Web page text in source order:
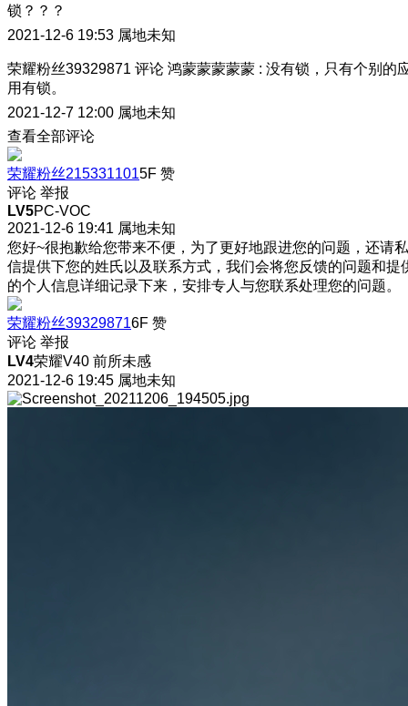
锁？？？
2021-12-6 19:53 属地未知
荣耀粉丝39329871 评论 鸿蒙蒙蒙蒙蒙 : 没有锁，只有个别的
用有锁。
2021-12-7 12:00 属地未知
查看全部评论
荣耀粉丝2153311015F 赞
评论 举报
LV5PC-VOC
2021-12-6 19:41 属地未知
您好~很抱歉给您带来不便，为了更好地跟进您的问题，还请私
信提供下您的姓氏以及联系方式，我们会将您反馈的问题和提
的个人信息详细记录下来，安排专人与您联系处理您的问题。
荣耀粉丝393298716F 赞
评论 举报
LV4荣耀V40 前所未感
2021-12-6 19:45 属地未知